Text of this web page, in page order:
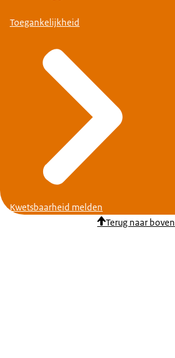
Toegankelijkheid
Kwetsbaarheid melden
Terug naar boven